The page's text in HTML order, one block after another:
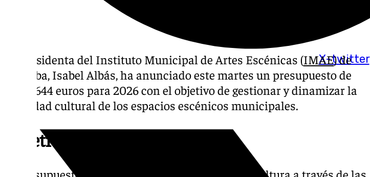
X-twitter
La presidenta del Instituto Municipal de Artes Escénicas (IMAE) de
Córdoba, Isabel Albás, ha anunciado este martes un presupuesto de
6.980.644 euros para 2026 con el objetivo de gestionar y dinamizar la
actividad cultural de los espacios escénicos municipales.
Objetivos del presupuesto